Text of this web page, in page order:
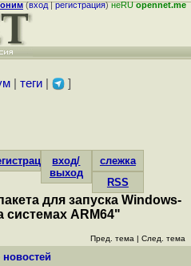
(вход|регистрация)неRUopennet.me
| теги| ]
вход/
выход
слежка
RSS
для запуска Windows-
системах ARM64"
Пред. тема | След. тема